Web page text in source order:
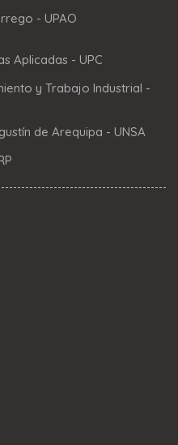
- UPAO
Aplicadas - UPC
y Trabajo Industrial -
de Arequipa - UNSA